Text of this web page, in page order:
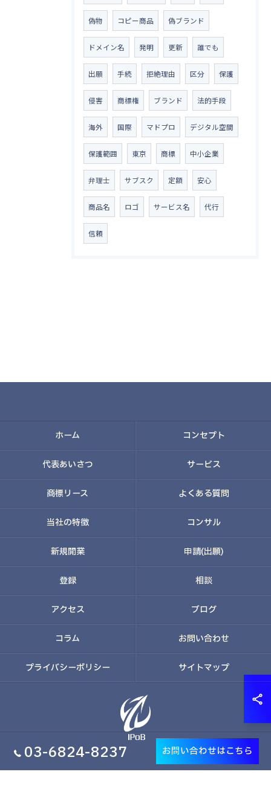
偽物 コピー商品 偽ブランド
ドメイン名 発明 更新 誰でも
出願 手続 拒絶理由 区分 保護
侵害 商標権 ブランド 法的手段
海外 国際 マドプロ デジタル空間
保護範囲 東京 商標 中小企業
弁理士 サブスク 定額 安心
商品名 ロゴ サービス名 代行
信頼
03-6824-8237 お問い合わせはこちら
ホーム コンセプト
代表あいさつ サービス
商標リース よくある質問
当社の特徴 コンサル
新規開業 申請(出願)
登録 相談
アクセス ブログ
コラム お問い合わせ
プライバシーポリシー サイトマップ
© 2026 東京で商標なら株式会社経営知財研究所 ALL RIGHTS RESERVED.